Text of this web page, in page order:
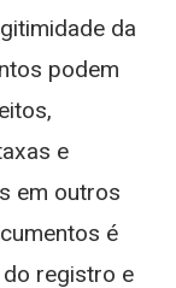
da
podem
e
em outros
é
registro e